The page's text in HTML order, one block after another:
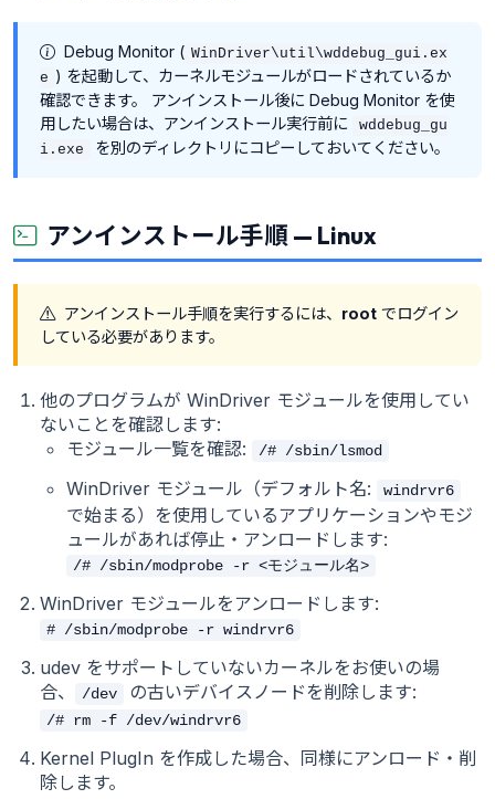
Debug Monitor ( WinDriver\util\wddebug_gui.ex
e ) を起動して、カーネルモジュールがロードされているか
確認できます。 アンインストール後に Debug Monitor を使
用したい場合は、アンインストール実行前に
wddebug_gu
i.exe
を別のディレクトリにコピーしておいてください。
アンインストール手順 — Linux
アンインストール手順を実行するには、 root でログイン
している必要があります。
他のプログラムが WinDriver モジュールを使用してい
ないことを確認します:
モジュール一覧を確認:
/# /sbin/lsmod
WinDriver モジュール（デフォルト名: windrvr6
で始まる）を使用しているアプリケーションやモジ
ュールがあれば停止・アンロードします:
/# /sbin/modprobe -r <モジュール名>
WinDriver モジュールをアンロードします:
# /sbin/modprobe -r windrvr6
udev をサポートしていないカーネルをお使いの場
合、
/dev の古いデバイスノードを削除します:
/# rm -f /dev/windrvr6
Kernel PlugIn を作成した場合、同様にアンロード・削
除します。